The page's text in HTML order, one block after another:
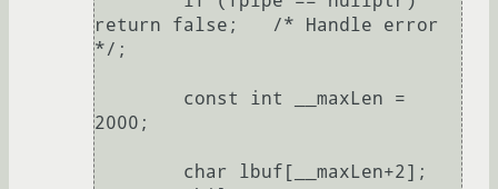
return false;	/* Handle error
*/;
2000;